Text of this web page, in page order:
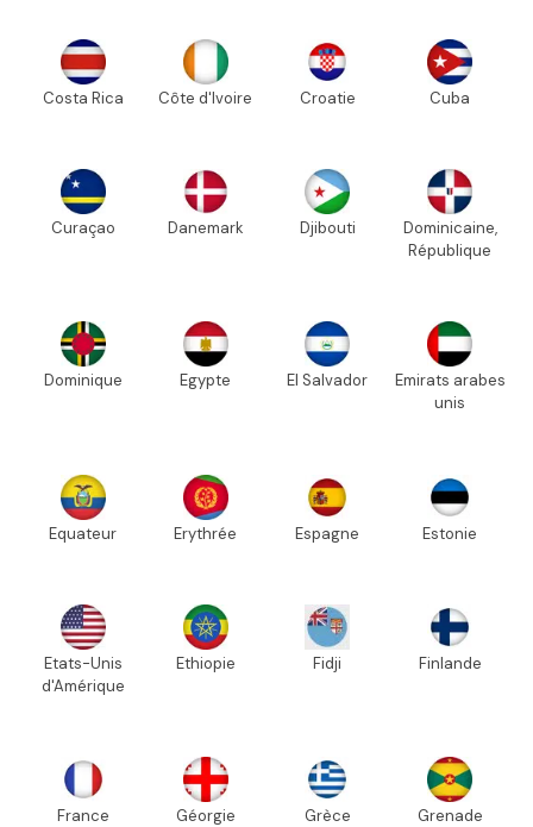
Costa Rica Côte d'Ivoire Croatie Cuba
Curaçao Danemark Djibouti
Dominicaine,
République
Dominique Egypte El Salvador
Emirats arabes
unis
Equateur Erythrée Espagne Estonie
Etats-Unis
d'Amérique
Ethiopie Fidji Finlande
France Géorgie Grèce Grenade